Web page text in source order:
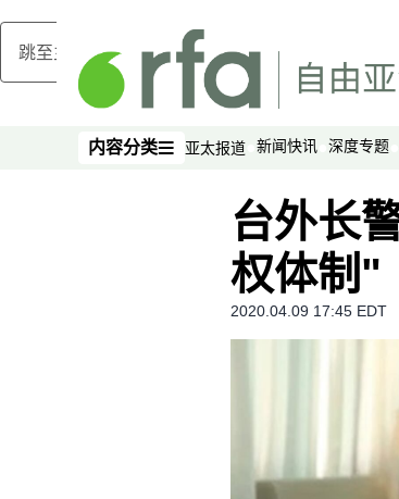
跳至主内容
内容分类
内容分类 亚太报道 新闻快讯 深度专题
台外长
权体制"
2020.04.09 17:45 EDT